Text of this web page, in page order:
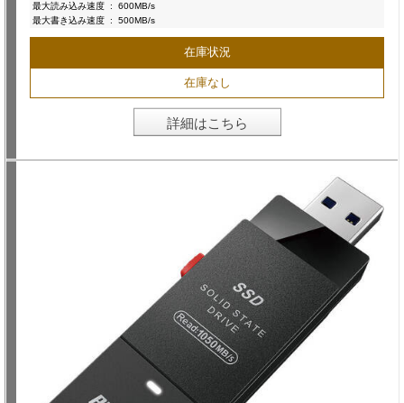
最大読み込み速度 :
600MB/s
最大書き込み速度 : 500MB/s
在庫状況
在庫なし
詳細はこちら